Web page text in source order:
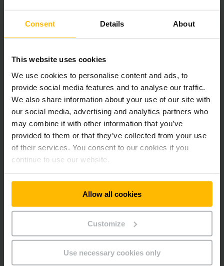
Consent Details About
This website uses cookies
We use cookies to personalise content and ads, to
provide social media features and to analyse our traffic.
We also share information about your use of our site with
our social media, advertising and analytics partners who
may combine it with other information that you’ve
provided to them or that they’ve collected from your use
of their services. You consent to our cookies if you
continue to use our website.
Allow all cookies
Customize
Use necessary cookies only
technológiou paletového a kontajnerového dopravníka. V
súčasnosti dosahuje skladová kapacita takmer 5 700 paliet a
okrem toho zvyšujú produktivitu práce a napomáhajú
Trojnásobný víťaz – výkon s
budúcnosťou
Manažér logistiky, Stefan Ulz, je s výsledkom spokojný:
„Spoločnosť Jungheinrich sa ukázala byť partnerom, ktorý
dokázal poskytnúť najlepší koncept regálov a bezpečnosti v
rámci troch výberových konaní na regálové systémy a
bolo, že všetky časti riešenia boli bez problémov
integrované do jedného celku, čím sa vytvorilo ucelené a
komplexné logistické riešenie. “ Toto partnerstvo pretrvá,
ponúkané spoločnosťou Jungheinrich, najmä ak bude
potrebné rozšíriť distribučné centrum“, hovorí Ulz.